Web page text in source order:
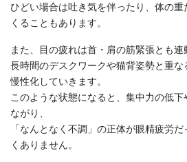
ひどい場合は吐き気を伴ったり、体の
くることもあります。
また、目の疲れは首・肩の筋緊張とも連
長時間のデスクワークや猫背姿勢と重
慢性化していきます。
このような状態になると、集中力の低
ながり、
「なんとなく不調」の正体が眼精疲労
くありません。